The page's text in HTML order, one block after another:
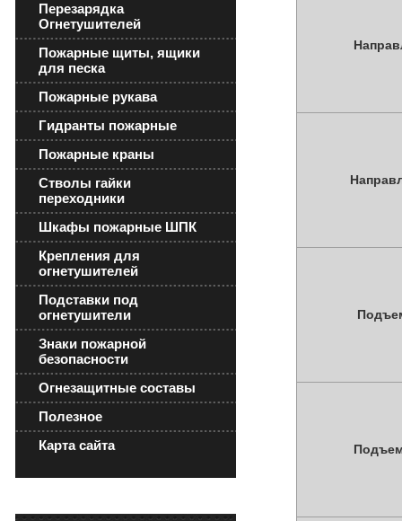
Перезарядка
Огнетушителей
Пожарные щиты, ящики
для песка
Пожарные рукава
Гидранты пожарные
Пожарные краны
Стволы гайки
переходники
Шкафы пожарные ШПК
Крепления для
огнетушителей
Подставки под
огнетушители
Знаки пожарной
безопасности
Огнезащитные составы
Полезное
Карта сайта